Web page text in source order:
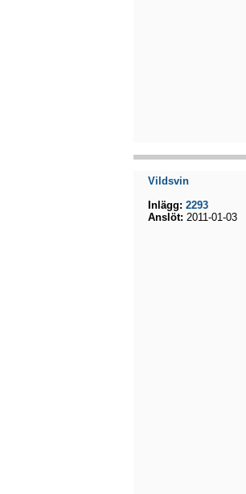
Vildsvin
Inlägg: 2293
Anslöt: 2011-01-03